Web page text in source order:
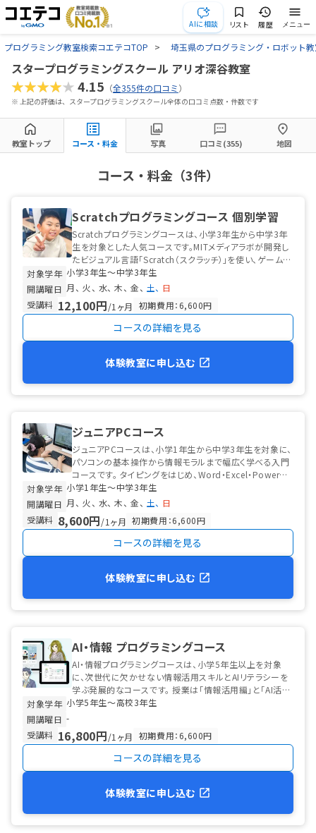
AIに相談 リスト 履歴 メニュー
プログラミング教室検索コエテコTOP 埼玉県のプログラミング・ロボット
スタープログラミングスクール アリオ深谷教室
★★★★★4.15 （全355件の口コミ）
※ 上記の評価は、スタープログラミングスクール全体の口コミ点数・件数です
教室トップ コース・料金 写真 口コミ(355) 地図
コース・料金（3件）
Scratchプログラミングコース 個別学習
Scratchプログラミングコースは、小学3年生から中学3年
生を対象とした人気コースです。MITメディアラボが開発し
たビジュアル言語「Scratch（スクラッチ）」を使い、ゲームや
アニメーション...
対象学年 小学3年生〜中学3年生
開講曜日 月 火 水 木 金 土
日
受講料 12,100円/1ヶ月 初期費用：6,600円
コースの詳細を見る
体験教室に申し込む
ジュニアPCコース
ジュニアPCコースは、小学1年生から中学3年生を対象に、
パソコンの基本操作から情報モラルまで幅広く学べる入門
コースです。 タイピングをはじめ、Word・Excel・PowerPo
intなど...
対象学年 小学1年生〜中学3年生
開講曜日 月 火 水 木 金 土
日
受講料 8,600円/1ヶ月 初期費用：6,600円
コースの詳細を見る
体験教室に申し込む
AI・情報 プログラミングコース
AI・情報プログラミングコースは、小学5年生以上を対象
に、次世代に欠かせない情報活用スキルとAIリテラシーを
学ぶ発展的なコースです。 授業は「情報活用編」と「AI活用
編」の2本立て。 情...
対象学年 小学5年生〜高校3年生
開講曜日 -
受講料 16,800円/1ヶ月 初期費用：6,600円
コースの詳細を見る
体験教室に申し込む